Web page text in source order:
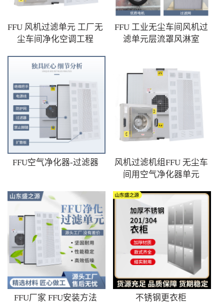
FFU 风机过滤单元 工厂无
尘车间净化空调工程
FFU 工业无尘车间风机过
滤单元层流罩风淋室
FFU空气净化器-过滤器
风机过滤机组FFU 无尘车
间用空气净化器单元
FFU厂家 FFU安装方法
不锈钢更衣柜